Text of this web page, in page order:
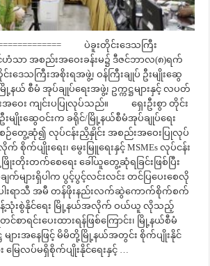
ပဲခူးတိုင်းဒေသကြီး
ဟံသာ အစည်းအဝေးခန်းမ၌ ဒီဇင်ဘာလ(၈)ရက်
းဒေသကြီးအစိုးရအဖွဲ့၊ ဝန်ကြီးချုပ် ဦးမျိုးဆွေ
ြို့နယ် စီမံ အုပ်ချုပ်ရေးအဖွဲ့၊ ဥက္ကဋ္ဌများနှင့် လပတ်
အဝေး ကျင်းပပြုလုပ်သည်။ ရှေးဦးစွာ တိုင်း
းမျိုးဆွေဝင်းက ခရိုင်/မြို့နယ်စီမံအုပ်ချုပ်ရေး
လစဉ်တွေ့ဆုံ၍ လုပ်ငန်းညှိနှိုင်း အစည်းအဝေးပြုလုပ်
က်ပျိုးရေး၊ မွေးမြူရေးနှင့် MSMEs လုပ်ငန်း
ြိုးတိုးတက်စေရေး ခေါ်ယူတွေ့ဆုံရခြင်းဖြစ်ပြီး
ျားရှိပါက ပွင့်ပွင့်လင်းလင်း တင်ပြပေးစေလို
ပါးရာသီ အမီ တန်ဖိုးနည်းလက်ဆွဲကောက်စိုက်စက်
ပြန့်သုံးစွဲနိုင်ရေး မြို့နယ်အလိုက် ဝယ်ယူ လိုသည့်
ရင်းပေးထားရန်ဖြစ်ကြောင်း၊ မြို့နယ်စီမံ
များအနေဖြင့် မိမိတို့မြို့နယ်အတွင်း စိုက်ပျိုးနိုင်
မြေလပ်မရှိစိုက်ပျိုးနိုင်ရေးနှင့် …